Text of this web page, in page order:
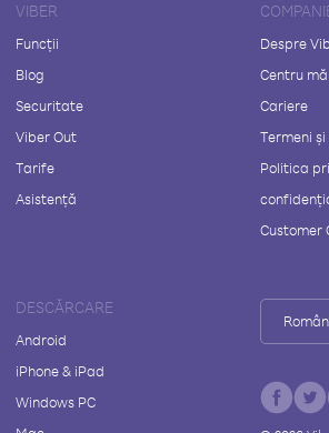
VIBER
Funcții
Blog
Securitate
Viber Out
Tarife
Asistență
Despre
Centru
Cariere
Termeni
Politica
Customer
DESCĂRCARE
Android
iPhone & iPad
Windows PC